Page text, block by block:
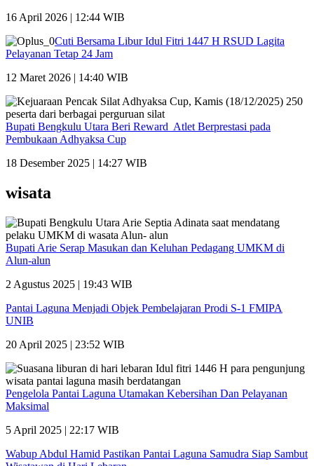
16 April 2026 | 12:44 WIB
Cuti Bersama Libur Idul Fitri 1447 H RSUD Lagita
Pelayanan Tetap 24 Jam
12 Maret 2026 | 14:40 WIB
Bupati Bengkulu Utara Beri Reward Atlet Berprestasi pada
Pembukaan Adhyaksa Cup
18 Desember 2025 | 14:27 WIB
wisata
Bupati Arie Serap Masukan dan Keluhan Pedagang UMKM di
Alun-alun
2 Agustus 2025 | 19:43 WIB
Pantai Laguna Menjadi Objek Pembelajaran Prodi S-1 FMIPA
UNIB
20 April 2025 | 23:52 WIB
Pengelola Pantai Laguna Utamakan Kebersihan Dan Pelayanan
Maksimal
5 April 2025 | 22:17 WIB
Wabup Abdul Hamid Pastikan Pantai Laguna Samudra Siap Sambut